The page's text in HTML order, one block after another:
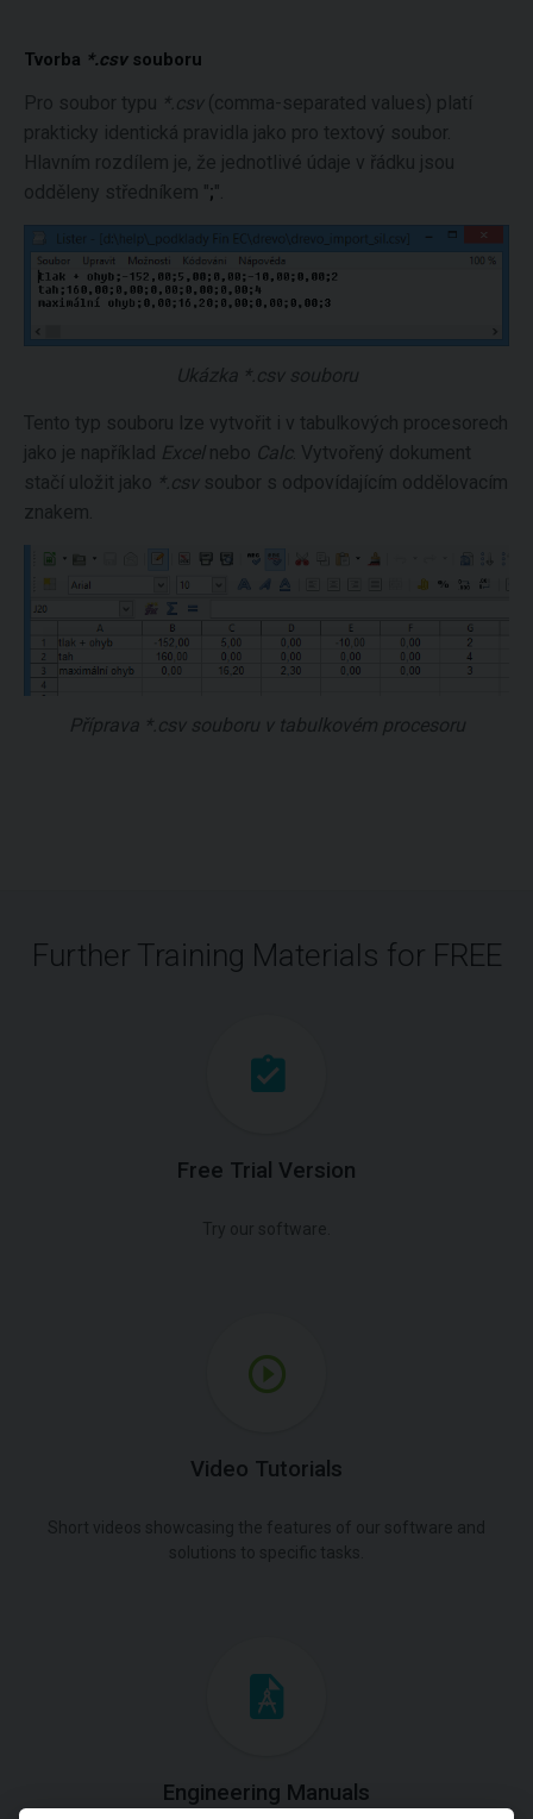
Tvorba *.csvsouboru
Pro soubor typu *.csv (comma-separated values) platí
prakticky identická pravidla jako pro textový soubor.
Hlavním rozdílem je, že jednotlivé údaje v řádku jsou
odděleny středníkem ";".
Ukázka *.csv souboru
Tento typ souboru lze vytvořit i v tabulkových procesorech
jako je například Excelnebo Calc. Vytvořený dokument
stačí uložit jako *.csv soubor s odpovídajícím oddělovacím
znakem.
Příprava *.csv souboru v tabulkovém procesoru
Further Training Materials for FREE
Free Trial Version
Video Tutorials
Engineering Manuals